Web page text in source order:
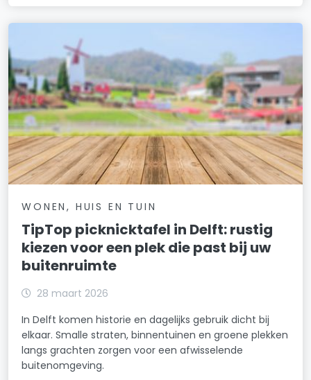
WONEN, HUIS EN TUIN
TipTop picknicktafel in Delft: rustig
kiezen voor een plek die past bij uw
buitenruimte
28 maart 2026
In Delft komen historie en dagelijks gebruik dicht bij
elkaar. Smalle straten, binnentuinen en groene plekken
langs grachten zorgen voor een afwisselende
buitenomgeving.